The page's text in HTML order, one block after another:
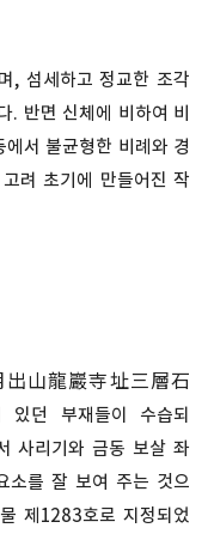
, 섬세하고 정교한 조각
. 반면 신체에 비하여 비
서 불균형한 비례와 경
려 초기에 만들어진 작
出山龍巖寺址三層石
던 부재들이 수습되
사리기와 금동 보살 좌
소를 잘 보여 주는 것으
제1283호로 지정되었